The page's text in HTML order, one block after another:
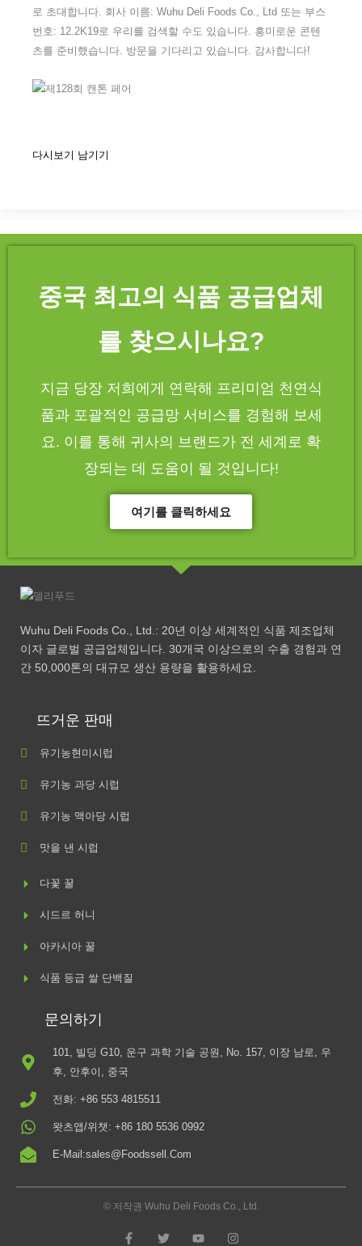
로 초대합니다. 회사 이름: Wuhu Deli Foods Co., Ltd 또는 부스
번호: 12.2K19로 우리를 검색할 수도 있습니다. 흥미로운 콘텐
츠를 준비했습니다. 방문을 기다리고 있습니다. 감사합니다!
다시보기 남기기
중국 최고의 식품 공급업체
를 찾으시나요?
지금 당장 저희에게 연락해 프리미엄 천연식
품과 포괄적인 공급망 서비스를 경험해 보세
요. 이를 통해 귀사의 브랜드가 전 세계로 확
장되는 데 도움이 될 것입니다!
여기를 클릭하세요
Wuhu Deli Foods Co., Ltd.: 20년 이상 세계적인 식품 제조업체
이자 글로벌 공급업체입니다. 30개국 이상으로의 수출 경험과 연
간 50,000톤의 대규모 생산 용량을 활용하세요.
뜨거운 판매
유기농현미시럽
유기농 과당 시럽
유기농 맥아당 시럽
맛을 낸 시럽
다꽃 꿀
시드르 허니
아카시아 꿀
식품 등급 쌀 단백질
문의하기
101, 빌딩 G10, 운구 과학 기술 공원, No. 157, 이장 남로, 우
후, 안후이, 중국
전화: +86 553 4815511
왓츠앱/위챗: +86 180 5536 0992
E-Mail:sales@foodssell.com
© 저작권 Wuhu Deli Foods Co., Ltd.
이
위
튜
스